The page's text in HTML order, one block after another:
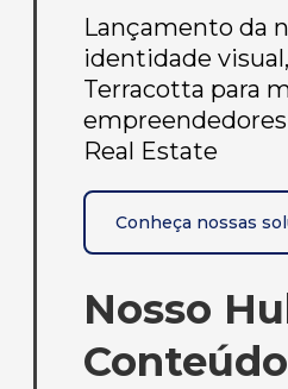
Lançamento da
identidade
Terracotta para
Real Estate
Conheça nossas
Nosso
Conteúdo